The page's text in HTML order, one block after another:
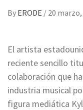
By ERODE / 20 marzo,
El artista
reciente sencillo
colaboración que
industria musical
figura mediática